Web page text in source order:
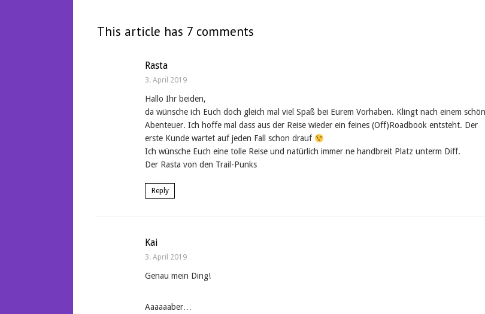
This article has 7 comments
Rasta
3. April 2019
Hallo Ihr beiden,
da wünsche ich Euch doch gleich mal viel Spaß bei Eurem Vorhaben. Klingt nach einem
Abenteuer. Ich hoffe mal dass aus der Reise wieder ein feines (Off)Roadbook entsteht. Der
erste Kunde wartet auf jeden Fall schon drauf
Ich wünsche Euch eine tolle Reise und natürlich immer ne handbreit Platz unterm Diff.
Der Rasta von den Trail-Punks
Reply
Kai
3. April 2019
Genau mein Ding!
Aaaaaaber…